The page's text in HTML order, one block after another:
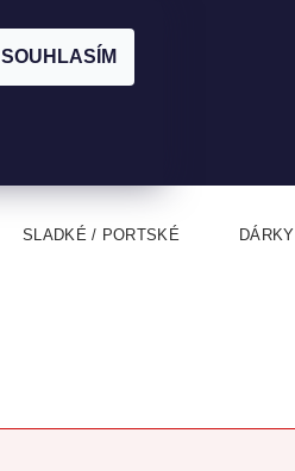
SLADKÉ / PORTSKÉ DÁRKY
SOUHLASÍM